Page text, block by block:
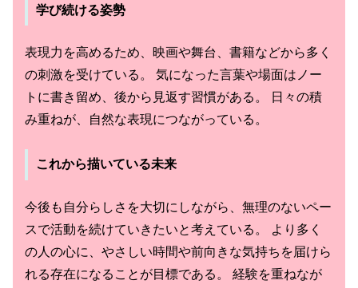
学び続ける姿勢
表現力を高めるため、映画や舞台、書籍などから多く
の刺激を受けている。 気になった言葉や場面はノー
トに書き留め、後から見返す習慣がある。 日々の積
み重ねが、自然な表現につながっている。
これから描いている未来
今後も自分らしさを大切にしながら、無理のないペー
スで活動を続けていきたいと考えている。 より多く
の人の心に、やさしい時間や前向きな気持ちを届けら
れる存在になることが目標である。 経験を重ねなが